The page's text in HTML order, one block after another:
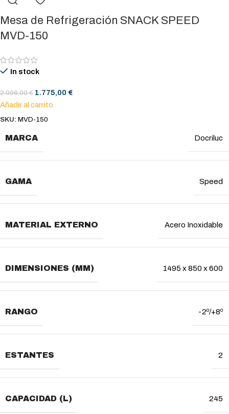
Mesa de Refrigeración SNACK SPEED
MVD-150
In stock
2.096,00€ 1.775,00 €
Añadir al carrito
SKU: MVD-150
MARCA Docriluc
GAMA Speed
MATERIAL EXTERNO Acero Inoxidable
DIMENSIONES (MM) 1495 x 850 x 600
RANGO -2º/+8º
ESTANTES 2
CAPACIDAD (L) 245